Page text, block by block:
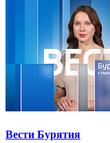
Вести Бурятия